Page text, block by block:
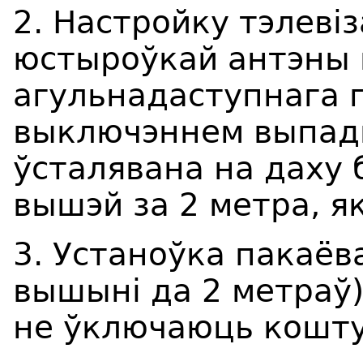
2. Настройку
юстыроўкай
агульнадаступнага
выключэннем
ўсталявана на даху
вышэй за 2 метра,
3. Устаноўка
вышыні да 2
не ўключаюць